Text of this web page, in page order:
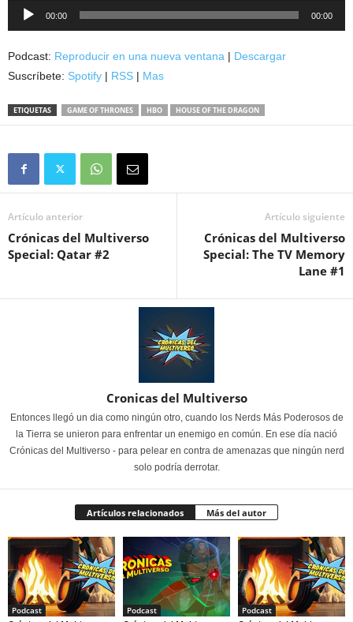
Reproductor
00:00 00:00
Podcast: Reproducir en una nueva ventana | Descargar
Suscríbete: Spotify | RSS | Mas
ETIQUETAS GAME OF THRONES HBO HOUSE OF THE DRAGON
Artículo anterior
Crónicas del Multiverso
Special: Qatar #2
Artículo siguiente
Crónicas del Multiverso
Special: The TV Memory
Lane #1
Cronicas del Multiverso
Entonces llegó un dia como ningún otro, cuando los Nerds Más Poderosos de
la Tierra se unieron para enfrentar un enemigo en común. En ese día nació
Crónicas del Multiverso - para pelear en contra de amenazas que ningún nerd
solo podría derrotar.
Artículos relacionados Más del autor
Podcast Podcast Podcast